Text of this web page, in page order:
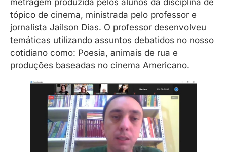
metragem produzida pelos alunos da disciplina de
tópico de cinema, ministrada pelo professor e
jornalista Jailson Dias. O professor desenvolveu
temáticas utilizando assuntos debatidos no nosso
cotidiano como: Poesia, animais de rua e
produções baseadas no cinema Americano.